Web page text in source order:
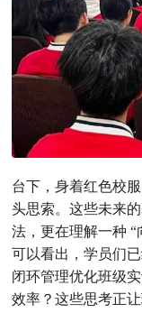
台下，身着红色校
头思索。这些未来
法，更在理解一种
可以看出，学员们
闭环管理优化班级
效率？这些思考正